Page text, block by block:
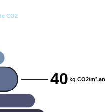
40
CO2
kg CO2/m².an